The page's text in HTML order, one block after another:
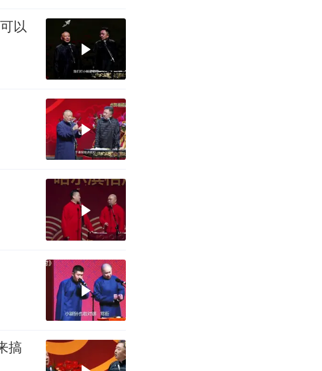
以
搞